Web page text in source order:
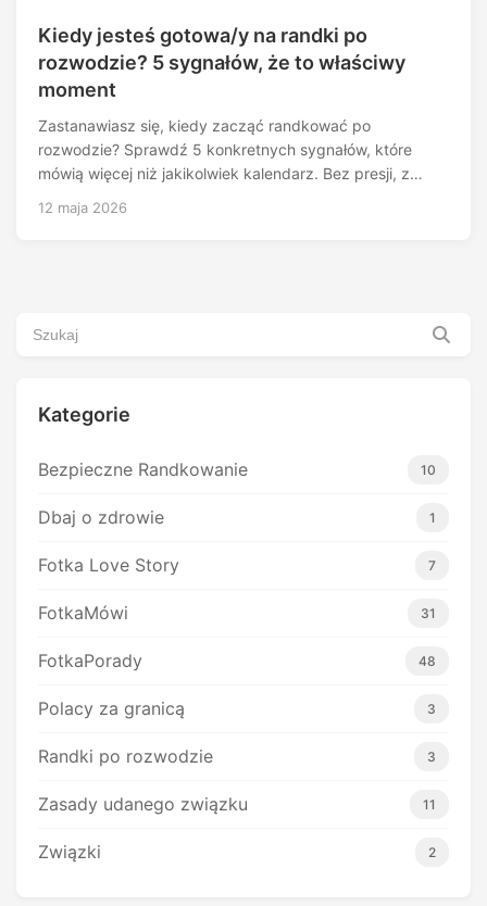
Kiedy jesteś gotowa/y na randki po
rozwodzie? 5 sygnałów, że to właściwy
moment
Zastanawiasz się, kiedy zacząć randkować po
rozwodzie? Sprawdź 5 konkretnych sygnałów, które
mówią więcej niż jakikolwiek kalendarz. Bez presji, z…
12 maja 2026
Kategorie
Bezpieczne Randkowanie 10
Dbaj o zdrowie 1
Fotka Love Story 7
FotkaMówi 31
FotkaPorady 48
Polacy za granicą 3
Randki po rozwodzie 3
Zasady udanego związku 11
Związki 2